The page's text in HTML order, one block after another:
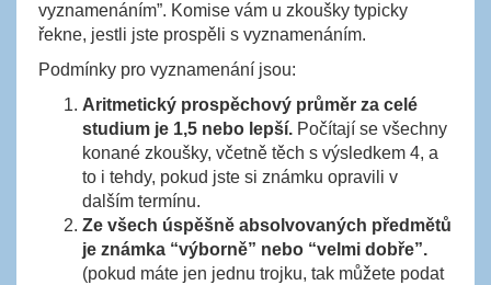
vyznamenáním”. Komise vám u zkoušky typicky
řekne, jestli jste prospěli s vyznamenáním.
Podmínky pro vyznamenání jsou:
Aritmetický prospěchový průměr za celé
studium je 1,5 nebo lepší. Počítají se všechny
konané zkoušky, včetně těch s výsledkem 4, a
to i tehdy, pokud jste si známku opravili v
dalším termínu.
Ze všech úspěšně absolvovaných předmětů
je známka “výborně” nebo “velmi dobře”.
(pokud máte jen jednu trojku, tak můžete podat